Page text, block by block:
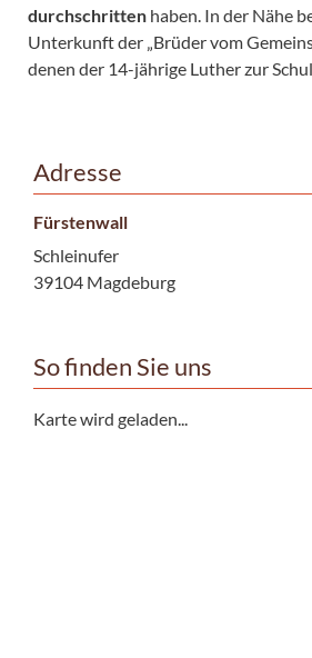
durchschritten haben. In der Nähe
Unterkunft der „Brüder vom
denen der 14-jährige Luther zur
Adresse
Fürstenwall
Schleinufer
39104 Magdeburg
So finden Sie uns
Karte wird geladen...